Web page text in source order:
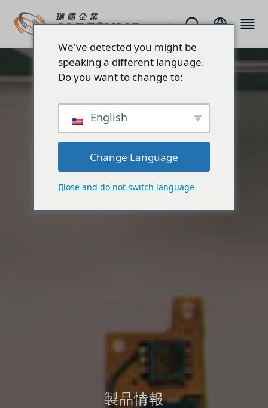
製品情報
We've detected you might be
speaking a different language.
Do you want to change to:
English
Change Language
Close and do not switch language